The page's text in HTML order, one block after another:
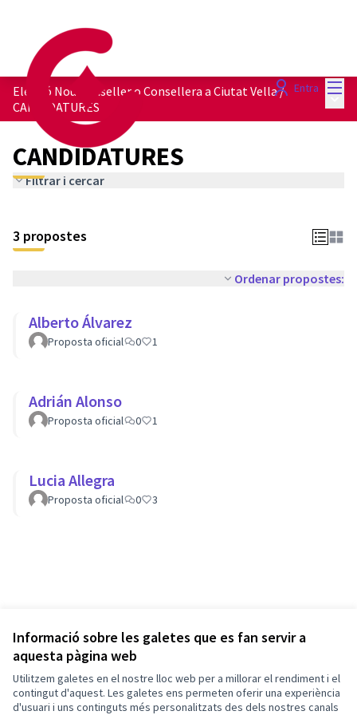
Informació sobre les galetes que es fan servir a
aquesta pàgina web
Utilitzem galetes en el nostre lloc web per a millorar el rendiment i el
contingut d'aquest. Les galetes ens permeten oferir una experiència
d'usuari i uns continguts més personalitzats des dels nostres canals
Entra
Elecció Nou Conseller o Consellera a Ciutat Vella/
CANDIDATURES
CANDIDATURES
Filtrar i cercar
3 propostes
Ordenar propostes:
Alberto Álvarez
Proposta oficial 0 1
Adrián Alonso
Proposta oficial 0 1
Lucia Allegra
Proposta oficial 0 3